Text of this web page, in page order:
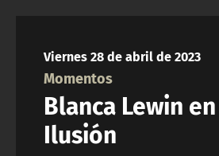
Viernes 28 de abril de 2023
Momentos
Blanca Lewin
Ilusión